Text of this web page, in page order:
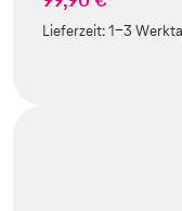
Lieferzeit:1-3